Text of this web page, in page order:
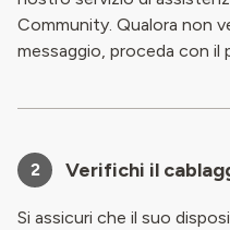
Community. Qualora non
messaggio, proceda con il
2 Verifichi il
Si assicuri che il suo